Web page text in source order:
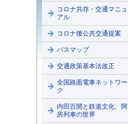
コロナ共存・交通マニュ
アル
コロナ後公共交通提案
バスマップ
交通政策基本法改正
全国路面電車ネットワー
ク
内田百閒と鉄道文化、阿
房列車の世界